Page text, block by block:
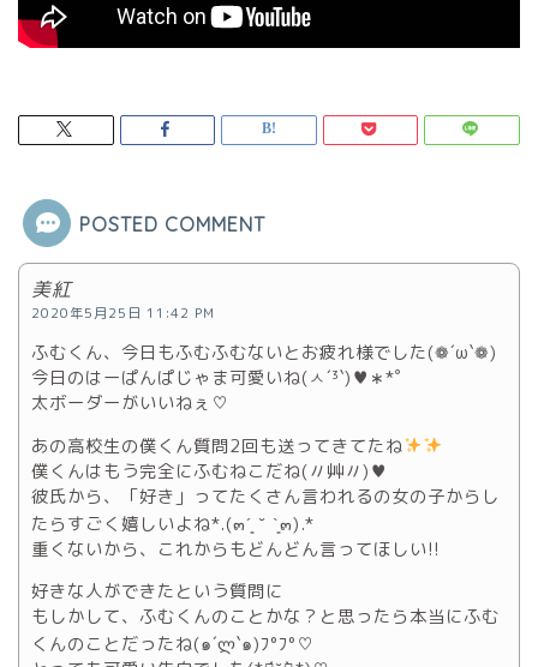
POSTED COMMENT
美紅
2020年5月25日 11:42 PM
ふむくん、今日もふむふむないとお疲れ様でした(❁´ω`❁)
今日のはーぱんぱじゃま可愛いね(ㅅ´³`)♥︎∗*ﾟ
太ボーダーがいいねぇ♡
あの高校生の僕くん質問2回も送ってきてたね
僕くんはもう完全にふむねこだね(〃艸〃)♥
彼氏から、「好き」ってたくさん言われるの女の子からし
たらすごく嬉しいよね*.(๓´͈ ˘ `͈๓).*
重くないから、これからもどんどん言ってほしい!!
好きな人ができたという質問に
もしかして、ふむくんのことかな？と思ったら本当にふむ
くんのことだったね(๑´ლ`๑)ﾌ°ﾌ°♡